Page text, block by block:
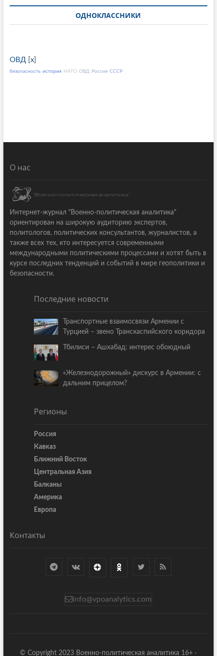
ОДНОКЛАССНИКИ
ОВД x]
безопасность история НАТО ОВД Россия СССР
О нас
Интернет-журнал "Военно-политическая аналитика"
ориентирован на широкую аудиторию экспертов,
политологов, политических консультантов, журналистов, а
также всех тех, кто интересуется современными
международными политическими процессами и хотят быть в
курсе последних тенденций и событий в мире геополитики и
безопасности.
Последние новости
Транспортные взаимосвязи Армении с
Турцией – звено Транскаспийского коридора
Тбилиси – Ашхабад: интерес обоюдный
«Железнодорожный» дискурс в Армении: с
дальним прицелом?
Регионы
Россия
Кавказ
Ближний Восток
Центральная Азия
Балканы
Америка
Европа
Контакты
info@vpoanalytics.com
© Copyright 2023 Военно-политическая аналитика 16+ ·